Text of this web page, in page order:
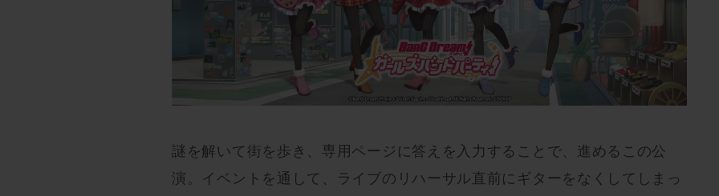
謎を解いて街を歩き、専用ページに答えを入力することで、進めるこの公
演。イベントを通して、ライブのリハーサル直前にギターをなくしてしまっ